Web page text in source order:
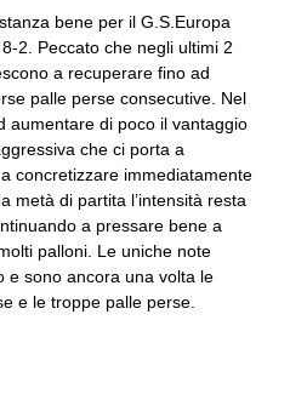
bene per il G.S.Europa
2. Peccato che negli ultimi 2
a recuperare fino ad
palle perse consecutive. Nel
aumentare di poco il vantaggio
che ci porta a
concretizzare immediatamente
metà di partita l’intensità resta
a pressare bene a
palloni. Le uniche note
e sono ancora una volta le
e le troppe palle perse.